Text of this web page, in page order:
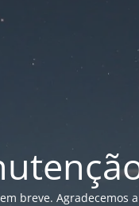
breve. Agradecemos